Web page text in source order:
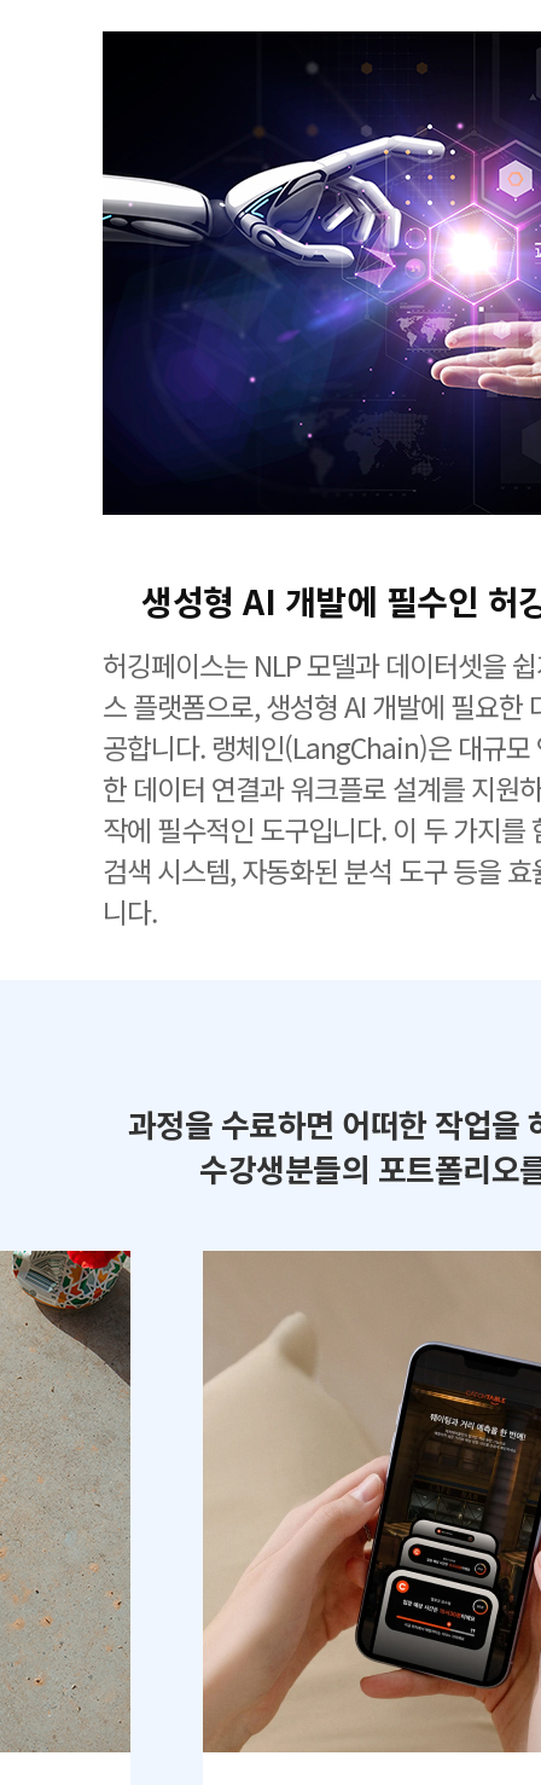
생성형 AI 개발에 필수인 허
허깅페이스는 NLP 모델과 데이터셋을
스 플랫폼으로, 생성형 AI 개발에 필요한
공합니다. 랭체인(LangChain)은 대규모
한 데이터 연결과 워크플로 설계를 지원
작에 필수적인 도구입니다. 이 두 가지를
검색 시스템, 자동화된 분석 도구 등을
니다.
과정을 수료하면 어떠한 작업을
수강생분들의 포트폴리오